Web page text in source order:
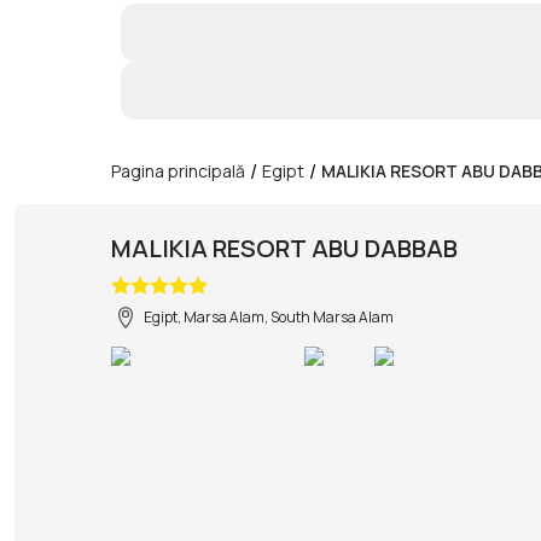
Pagina principală / Egipt / MALIKIA RESORT ABU
MALIKIA RESORT ABU DABBAB
Egipt, Marsa Alam, South Marsa Alam